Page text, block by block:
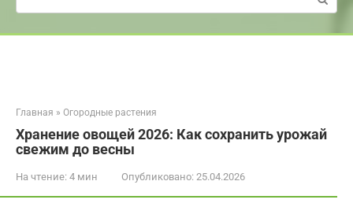
Главная » Огородные растения
Хранение овощей 2026: Как сохранить урожай
свежим до весны
На чтение: 4 мин Опубликовано: 25.04.2026